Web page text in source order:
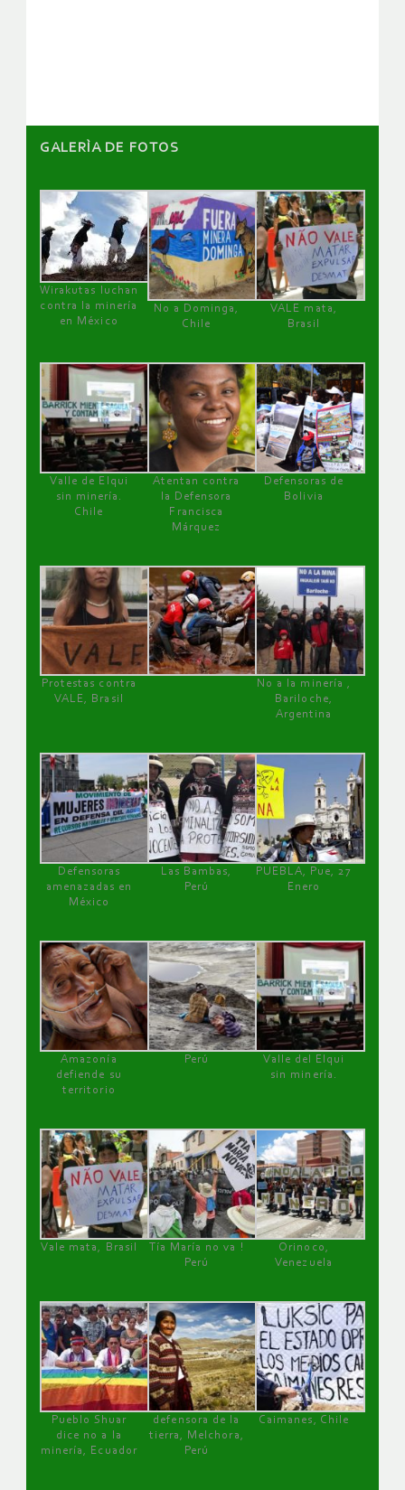
GALERÌA DE FOTOS
Wirakutas luchan
contra la minería
en México
No a Dominga,
Chile
VALE mata,
Brasil
Valle de Elqui
sin minería.
Chile
Atentan contra
la Defensora
Francisca
Márquez
Defensoras de
Bolivia
Protestas contra
VALE, Brasil
No a la minería ,
Bariloche,
Argentina
Defensoras
amenazadas en
México
Las Bambas,
Perú
PUEBLA, Pue, 27
Enero
Amazonía
defiende su
territorio
Perú
Valle del Elqui
sin minería.
Vale mata, Brasil
Tía María no va !
Perú
Orinoco,
Venezuela
Pueblo Shuar
dice no a la
minería, Ecuador
defensora de la
tierra, Melchora,
Perú
Caimanes, Chile